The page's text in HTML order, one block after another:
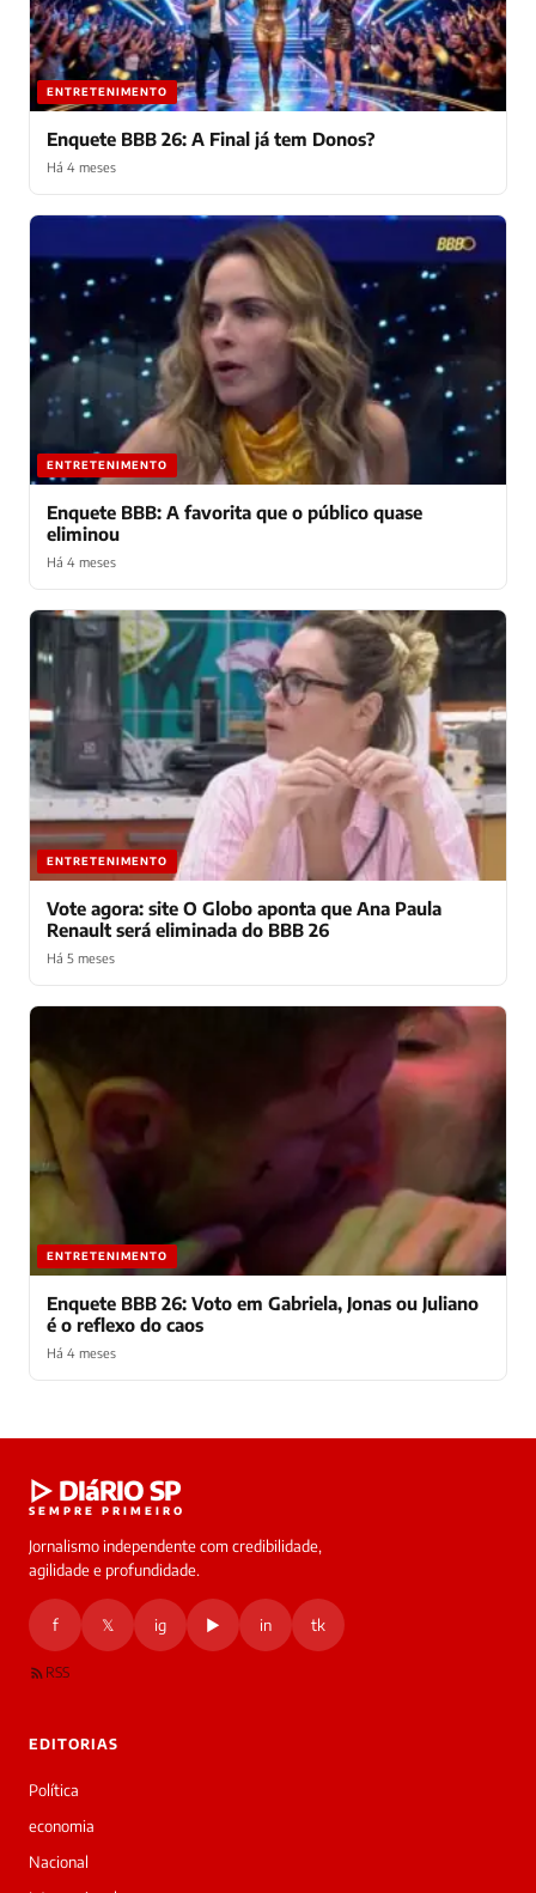
ENTRETENIMENTO
Enquete BBB 26: A Final já tem Donos?
Há 4 meses
ENTRETENIMENTO
Enquete BBB: A favorita que o público quase
eliminou
Há 4 meses
ENTRETENIMENTO
Vote agora: site O Globo aponta que Ana Paula
Renault será eliminada do BBB 26
Há 5 meses
ENTRETENIMENTO
Enquete BBB 26: Voto em Gabriela, Jonas ou Juliano
é o reflexo do caos
Há 4 meses
online
Oi!
Bom
dia!
▷ DIáRIO SP
SEMPRE PRIMEIRO
Jornalismo independente com credibilidade,
agilidade e profundidade.
f 𝕏 ig ▶ in tk
RSS
EDITORIAS
Política
economia
Nacional